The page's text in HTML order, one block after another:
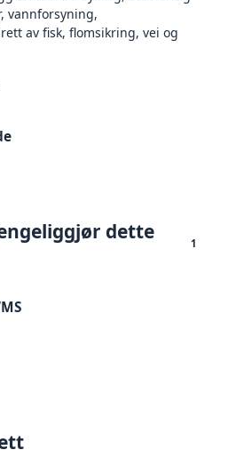
vannforsyning,
av fisk, flomsikring, vei og
dette
1